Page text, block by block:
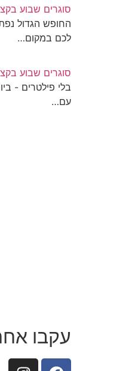
סוגרים שבוע
החופש הגדול
לכם במקום…
סוגרים שבוע
בלי פילטרים -
עם…
עקבו